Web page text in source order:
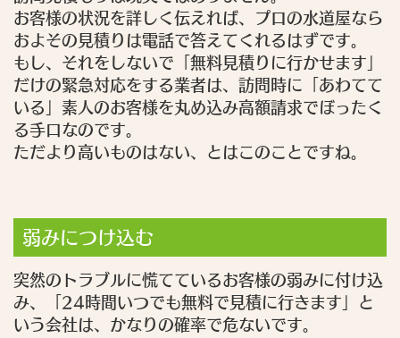
お客様の状況を詳しく伝えれば、プロの水道屋なら
およその見積りは電話で答えてくれるはずです。
もし、それをしないで「無料見積りに行かせます」
だけの緊急対応をする業者は、訪問時に「あわてて
いる」素人のお客様を丸め込み高額請求でぼったく
る手口なのです。
ただより高いものはない、とはこのことですね。
弱みにつけ込む
突然のトラブルに慌てているお客様の弱みに付け込
み、「24時間いつでも無料で見積に行きます」と
いう会社は、かなりの確率で危ないです。